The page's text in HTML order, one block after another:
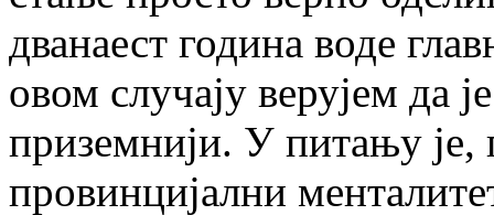
дванаест година воде
овом случају верујем да
приземнији. У питању
провинцијални